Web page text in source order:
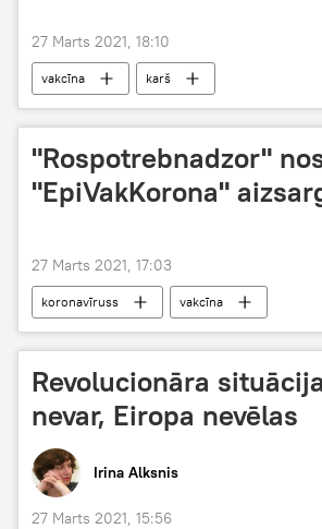
27 Marts 2021, 18:10
vakcīna karš
"Rospotrebnadzor"
"EpiVakKorona"
27 Marts 2021, 17:03
koronavīruss vakcīna
Revolucionāra
nevar, Eiropa nevēlas
Irina Alksnis
27 Marts 2021, 15:56